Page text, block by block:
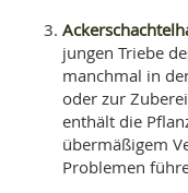
jungen Triebe
manchmal in
oder zur
enthält die
übermäßigem
Problemen